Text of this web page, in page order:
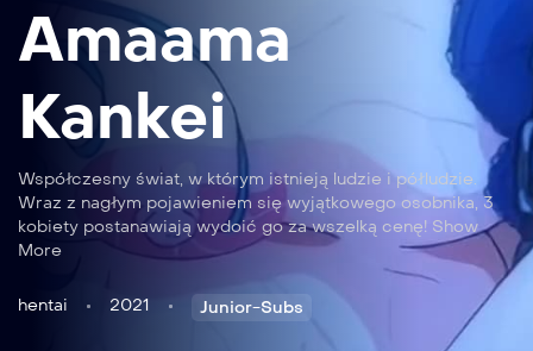
Amaama
Kankei
Współczesny świat, w którym istnieją ludzie i półludzie.
Wraz z nagłym pojawieniem się wyjątkowego osobnika, 3
kobiety postanawiają wydoić go za wszelką cenę! Show
More
hentai 2021 Junior-Subs